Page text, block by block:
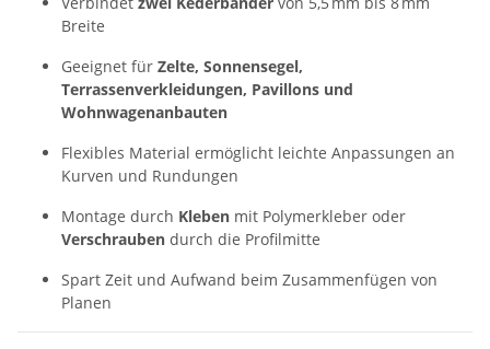
Breite
Geeignet für Zelte, Sonnensegel,
Terrassenverkleidungen, Pavillons und
Wohnwagenanbauten
Flexibles Material ermöglicht leichte Anpassungen an
Kurven und Rundungen
Montage durch Kleben mit Polymerkleber oder
Verschrauben durch die Profilmitte
Spart Zeit und Aufwand beim Zusammenfügen von
Planen